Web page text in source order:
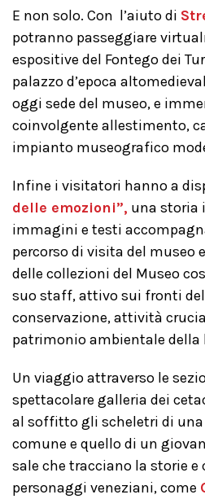
E non solo. Con l’aiuto di
potranno passeggiare
espositive del Fontego dei
palazzo d’epoca
oggi sede del museo, e
coinvolgente allestimento,
impianto museografico
Infine i visitatori hanno a
delle emozioni”, una storia
immagini e testi
percorso di visita del museo
delle collezioni del Museo
suo staff, attivo sui fronti
conservazione, attività
patrimonio ambientale della
Un viaggio attraverso le
spettacolare galleria dei
al soffitto gli scheletri di una
comune e quello di un
sale che tracciano la storie e
personaggi veneziani, come